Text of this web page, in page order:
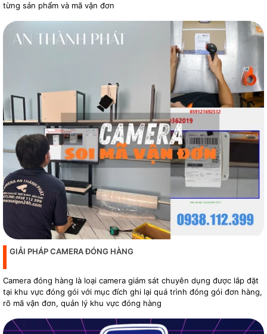
từng sản phẩm và mã vận đơn
GIẢI PHÁP CAMERA ĐÓNG HÀNG
Camera đóng hàng là loại camera giám sát chuyên dụng được lắp đặt
tại khu vực đóng gói với mục đích ghi lại quá trình đóng gói đơn hàng,
rõ mã vận đơn, quản lý khu vực đóng hàng